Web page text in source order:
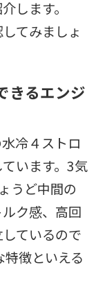
します。
てみましょ
きるエンジ
冷４ストロ
います。3気
うど中間の
ク感、高回
ているので
特徴といえる